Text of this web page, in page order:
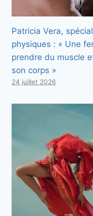
Patricia Vera,
physiques : « Une
prendre du muscle
son corps »
24 juillet 2026